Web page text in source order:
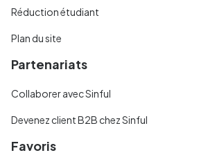
Réduction étudiant
Plan du site
Partenariats
Collaborer avec Sinful
Devenez client B2B chez Sinful
Favoris